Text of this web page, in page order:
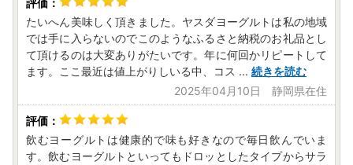
たいへん美味しく頂きました。ヤスダヨーグルトは私の地域
では手に入らないのでこのようなふるさと納税のお礼品とし
て頂けるのは大変ありがたいです。年に何回かリピートして
ます。ここ最近は値上がりしいる中、コス ... 続きを読む
2025年04月10日 静岡県在住
飲むヨーグルトは健康的で味も好きなので毎日飲んでいま
す。飲むヨーグルトといってもドロッとしたタイプからサラ